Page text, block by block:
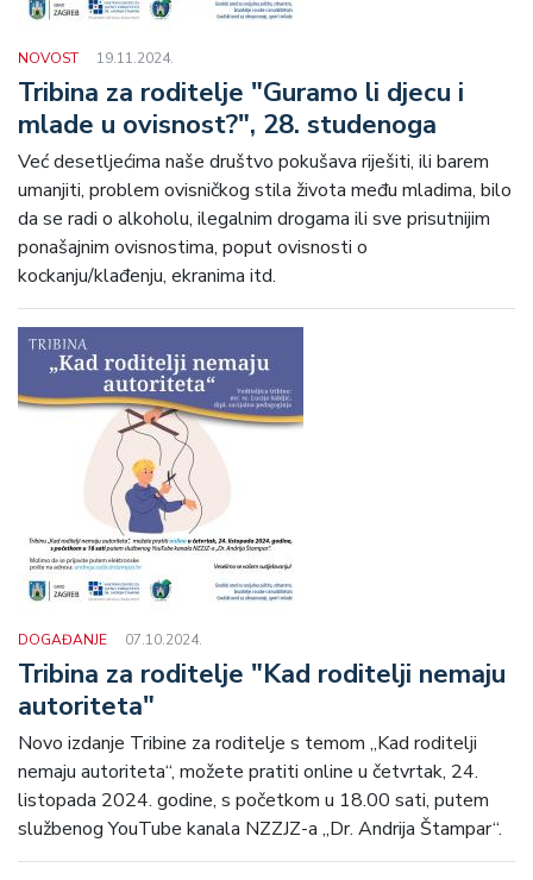
NOVOST 19.11.2024.
Tribina za roditelje "Guramo li djecu i
mlade u ovisnost?", 28. studenoga
Već desetljećima naše društvo pokušava riješiti, ili barem
umanjiti, problem ovisničkog stila života među mladima, bilo
da se radi o alkoholu, ilegalnim drogama ili sve prisutnijim
ponašajnim ovisnostima, poput ovisnosti o
kockanju/klađenju, ekranima itd.
DOGAĐANJE 07.10.2024.
Tribina za roditelje "Kad roditelji nemaju
autoriteta"
Novo izdanje Tribine za roditelje s temom „Kad roditelji
nemaju autoriteta“, možete pratiti online u četvrtak, 24.
listopada 2024. godine, s početkom u 18.00 sati, putem
službenog YouTube kanala NZZJZ-a „Dr. Andrija Štampar“.